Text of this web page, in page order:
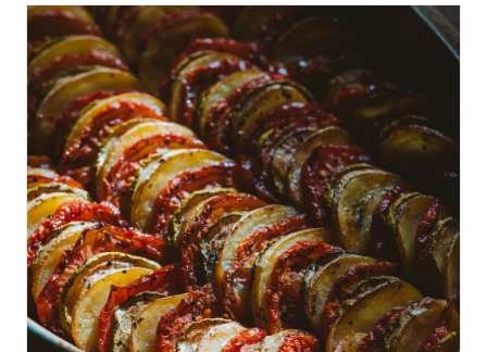
INLOGGEN
AANMELDEN
HOME
RECEPTEN
WEEKMENU'S
KOOKBOEKEN